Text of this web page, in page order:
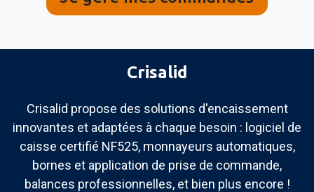
Crisalid
Crisalid propose des solutions d'encaissement
innovantes et adaptées à chaque besoin : logiciel de
caisse certifié NF525, monnayeurs automatiques,
bornes et application de prise de commande,
balances professionnelles, et bien plus encore !